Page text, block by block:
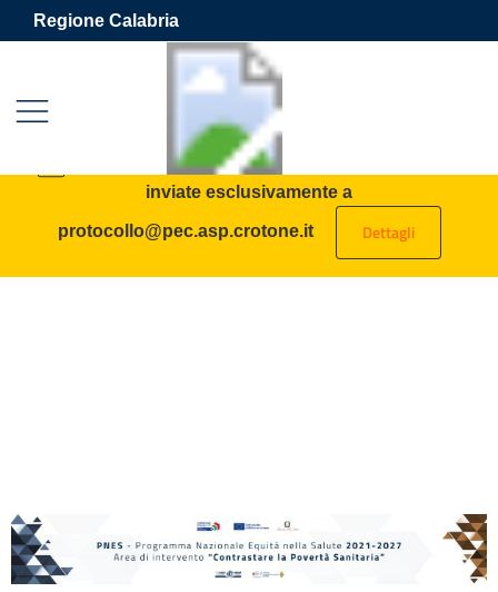
Vai ai contenuti
Vai al footer
Regione Calabria
Azienda Sanitaria Provinciale
Contenuti in evidenza
AVVISO: tutte le PEC destinate all’ASP vanno
inviate esclusivamente a
protocollo@pec.asp.crotone.it Dettagli